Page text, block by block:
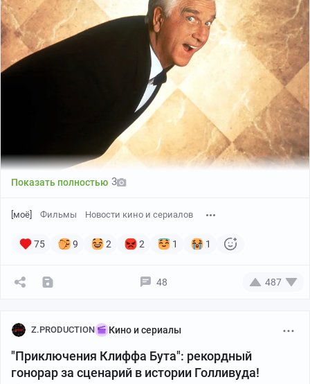
обратить внимание на другие европейские хорроры,
где авторы более ответственно подошли к реализации
своих идей.
Любите кино так же, как я?
Подписывайтесь на мой Telegram-канал:
t.me/ZOLOTOVPRODUCTION
https://vk.com/zolotovproduction
Показать полностью 3
[моё] Фильмы Новости кино и сериалов
75 9 2 2 1 1
48 487
Z.PRODUCTION Кино и сериалы
"Приключения Клиффа Бута": рекордный
гонорар за сценарий в истории Голливуда!